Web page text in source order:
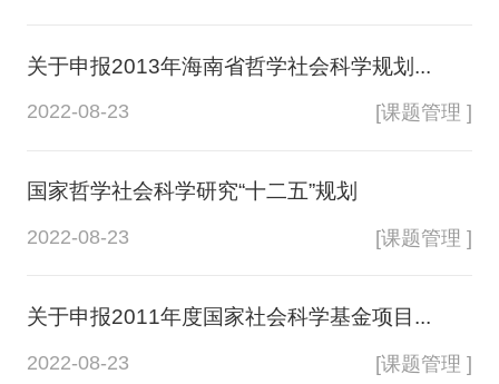
关于申报2013年海南省哲学社会科学规划...
2022-08-23 [课题管理 ]
国家哲学社会科学研究“十二五”规划
2022-08-23 [课题管理 ]
关于申报2011年度国家社会科学基金项目...
2022-08-23 [课题管理 ]